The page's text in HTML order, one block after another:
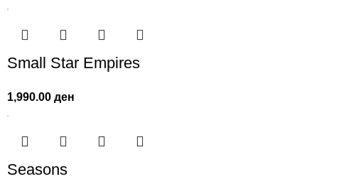
Small Star Empires
1,990.00ден
Seasons